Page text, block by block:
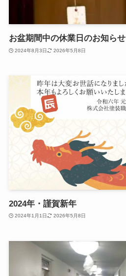
お盆期間中の休業日のお知らせ
2024年8月3日 2026年5月8日
2024年・謹賀新年
2024年1月1日 2026年5月8日